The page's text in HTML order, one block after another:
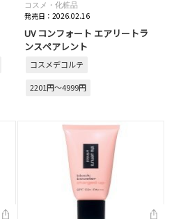
コスメ・化粧品
発売日：2026.02.16
UV コンフォート エアリートラ
ンスペアレント
コスメデコルテ
2201円～4999円